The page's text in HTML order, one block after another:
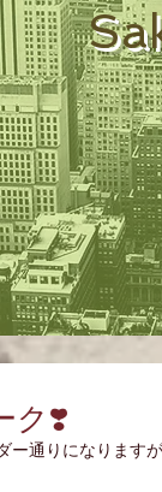
ク❣️
ー通りになります